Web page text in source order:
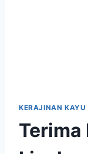
KERAJINAN KAYU
Terima